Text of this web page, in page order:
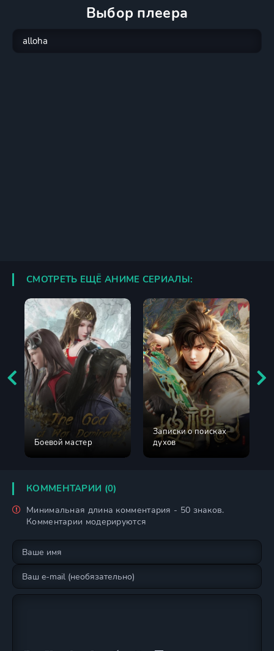
Выбор плеера
СМОТРЕТЬ ЕЩЁ АНИМЕ СЕРИАЛЫ:
Боевой мастер
Записки о поисках
духов
КОММЕНТАРИИ (0)
Минимальная длина комментария - 50 знаков.
Комментарии модерируются